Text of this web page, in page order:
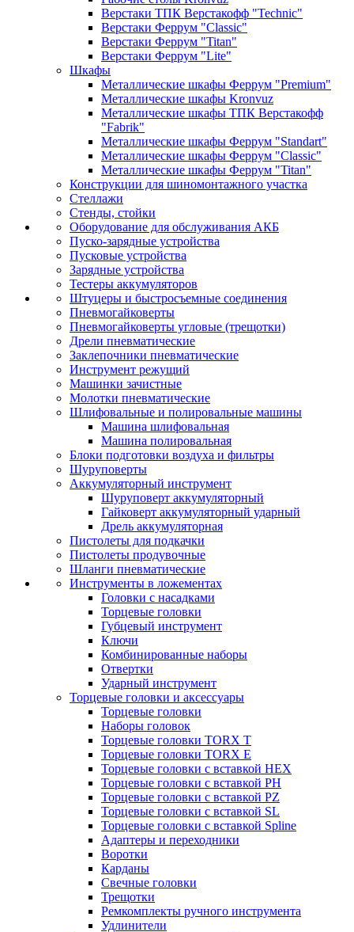
Верстаки ТПК Верстакофф "Technic"
Верстаки Феррум "Classic"
Верстаки Феррум "Titan"
Верстаки Феррум "Lite"
Шкафы
Металлические шкафы Феррум "Premium"
Металлические шкафы Kronvuz
Металлические шкафы ТПК Верстакофф
"Fabrik"
Металлические шкафы Феррум "Standart"
Металлические шкафы Феррум "Classic"
Металлические шкафы Феррум "Titan"
Конструкции для шиномонтажного участка
Стеллажи
Стенды, стойки
Оборудование для обслуживания АКБ
Пуско-зарядные устройства
Пусковые устройства
Зарядные устройства
Тестеры аккумуляторов
Штуцеры и быстросъемные соединения
Пневмогайковерты
Пневмогайковерты угловые (трещотки)
Дрели пневматические
Заклепочники пневматические
Инструмент режущий
Машинки зачистные
Молотки пневматические
Шлифовальные и полировальные машины
Машина шлифовальная
Машина полировальная
Блоки подготовки воздуха и фильтры
Шуруповерты
Аккумуляторный инструмент
Шуруповерт аккумуляторный
Гайковерт аккумуляторный ударный
Дрель аккумуляторная
Пистолеты для подкачки
Пистолеты продувочные
Шланги пневматические
Инструменты в ложементах
Головки с насадками
Торцевые головки
Губцевый инструмент
Ключи
Комбинированные наборы
Отвертки
Ударный инструмент
Торцевые головки и аксессуары
Торцевые головки
Наборы головок
Торцевые головки TORX T
Торцевые головки TORX Е
Торцевые головки с вставкой HEX
Торцевые головки с вставкой PH
Торцевые головки с вставкой PZ
Торцевые головки с вставкой SL
Торцевые головки с вставкой Spline
Адаптеры и переходники
Воротки
Карданы
Свечные головки
Трещотки
Ремкомплекты ручного инструмента
Удлинители